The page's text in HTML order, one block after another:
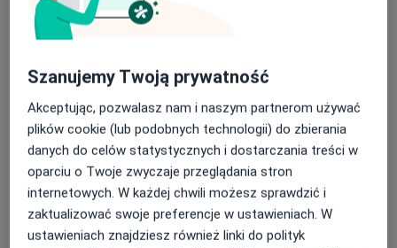
Lekarz rodzinny·Więcej
Adres 1 Adres 2 Adres 3 Adres 4
Ignacego Jana Paderewskiego 51, Gliwice Mapa
Prywatny Gabinet Sebastian Kocur - SKinMED Gliwice
Konsultacja flebologiczna
Poproś o wizytę
Szanujemy Twoją prywatność
Akceptując, pozwalasz nam i naszym partnerom używać
plików cookie (lub podobnych technologii) do zbierania
danych do celów statystycznych i dostarczania treści w
oparciu o Twoje zwyczaje przeglądania stron
internetowych. W każdej chwili możesz sprawdzić i
zaktualizować swoje preferencje w ustawieniach. W
ustawieniach znajdziesz również linki do polityk